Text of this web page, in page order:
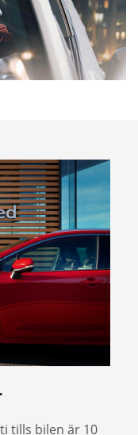
tills bilen är 10